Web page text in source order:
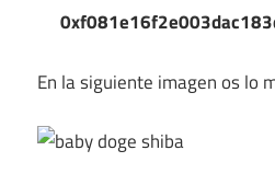
En la siguiente imagen os lo